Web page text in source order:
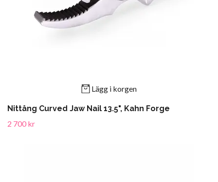
Lägg i korgen
Nittång Curved Jaw Nail 13.5", Kahn Forge
2 700 kr